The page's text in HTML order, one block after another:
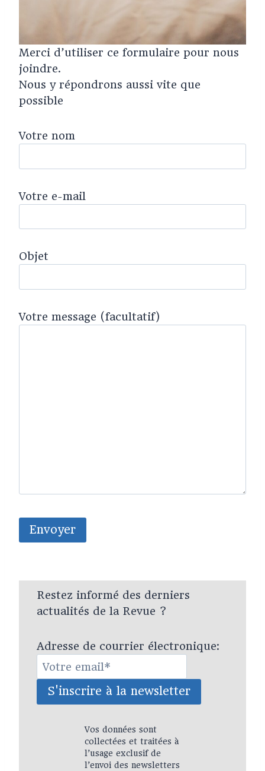
Merci d’utiliser ce formulaire pour nous
joindre.
Nous y répondrons aussi vite que
possible
Votre nom
Votre e-mail
Objet
Votre message (facultatif)
Restez informé des derniers
actualités de la Revue ?
Adresse de courrier électronique:
Vos données sont
collectées et traitées à
l’usage exclusif de
l’envoi des newsletters